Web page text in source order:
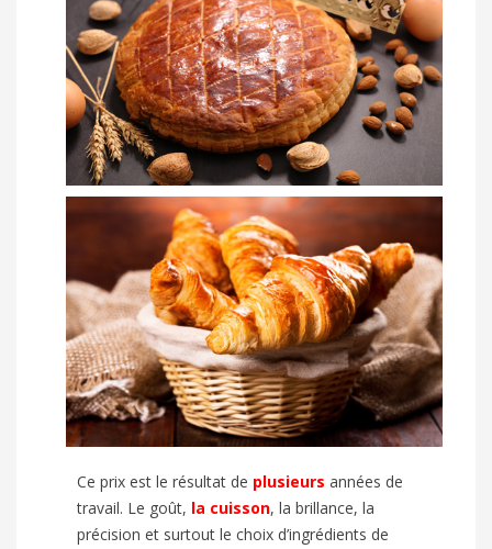
Ce prix est le résultat de plusieurs années de
travail. Le goût, la cuisson, la brillance, la
précision et surtout le choix d’ingrédients de